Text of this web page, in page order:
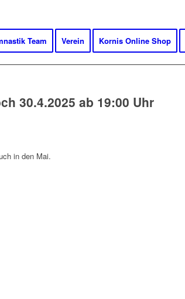
Team Verein Kornis Online Shop
30.4.2025 ab 19:00 Uhr
in den Mai.